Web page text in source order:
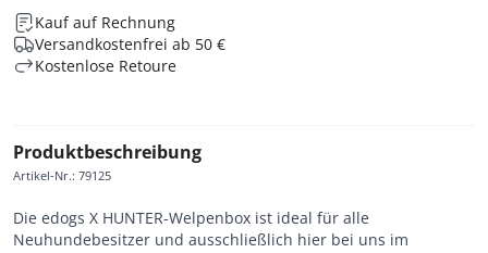
Kauf auf Rechnung
Versandkostenfrei ab 50 €
Kostenlose Retoure
Produktbeschreibung
Artikel-Nr.: 79125
Die edogs X HUNTER-Welpenbox ist ideal für alle
Neuhundebesitzer und ausschließlich hier bei uns im